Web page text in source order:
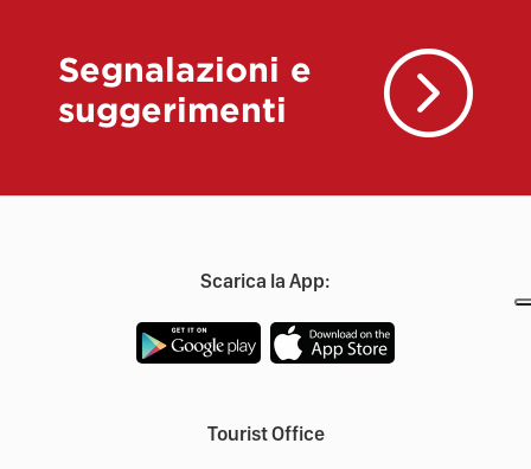
Segnalazioni e
suggerimenti
Scarica la App:
Tourist Office